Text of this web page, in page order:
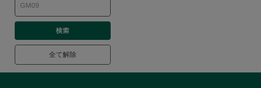
ヴィンテージ
全て解除